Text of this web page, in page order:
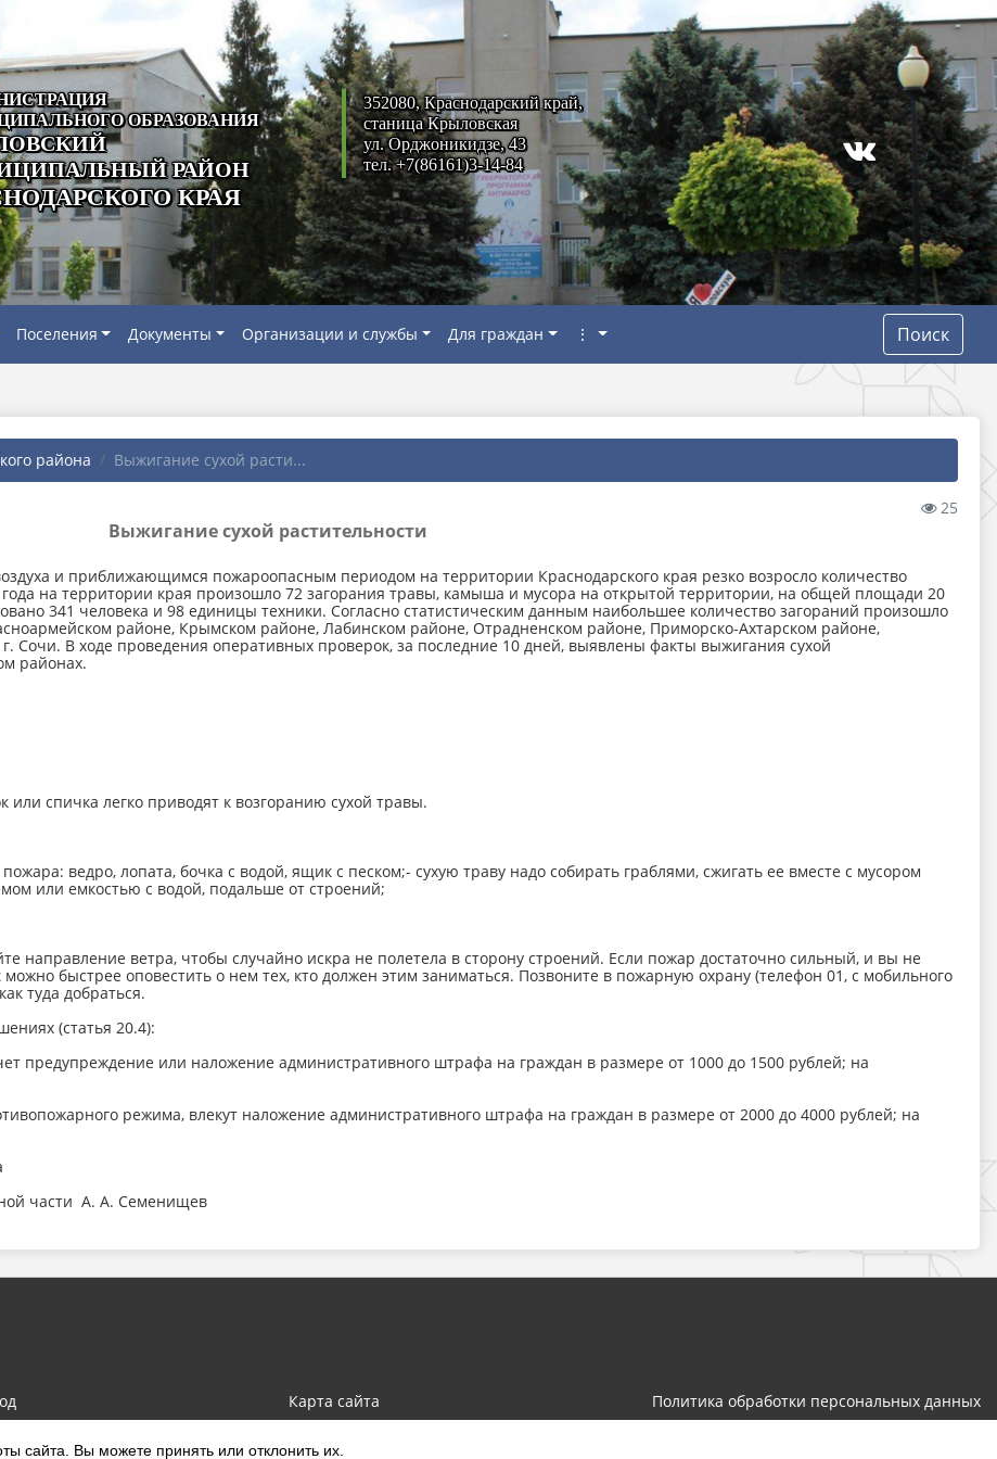
сайта. Вы можете принять или отклонить их.
ОБРАЗОВАНИЯ
РАЙОН
КРАЯ
352080, Краснодарский край,
станица Крыловская
ул. Орджоникидзе, 43
тел. +7(86161)3-14-84
Поселения Документы Организации и службы Для граждан ⋮ Поиск
района Выжигание сухой расти...
25
Выжигание сухой растительности
и приближающимся пожароопасным периодом на территории Краснодарского края резко возросло количество
на территории края произошло 72 загорания травы, камыша и мусора на открытой территории, на общей площади 20
341 человека и 98 единицы техники. Согласно статистическим данным наибольшее количество загораний произошло
районе, Крымском районе, Лабинском районе, Отрадненском районе, Приморско-Ахтарском районе,
Сочи. В ходе проведения оперативных проверок, за последние 10 дней, выявлены факты выжигания сухой
районах.
спичка легко приводят к возгоранию сухой травы.
ведро, лопата, бочка с водой, ящик с песком;- сухую траву надо собирать граблями, сжигать ее вместе с мусором
или емкостью с водой, подальше от строений;
направление ветра, чтобы случайно искра не полетела в сторону строений. Если пожар достаточно сильный, и вы не
быстрее оповестить о нем тех, кто должен этим заниматься. Позвоните в пожарную охрану (телефон 01, с мобильного
туда добраться.
(статья 20.4):
предупреждение или наложение административного штрафа на граждан в размере от 1000 до 1500 рублей; на
режима, влекут наложение административного штрафа на граждан в размере от 2000 до 4000 рублей; на
части А. А. Семенищев
Карта сайта Политика обработки персональных данных